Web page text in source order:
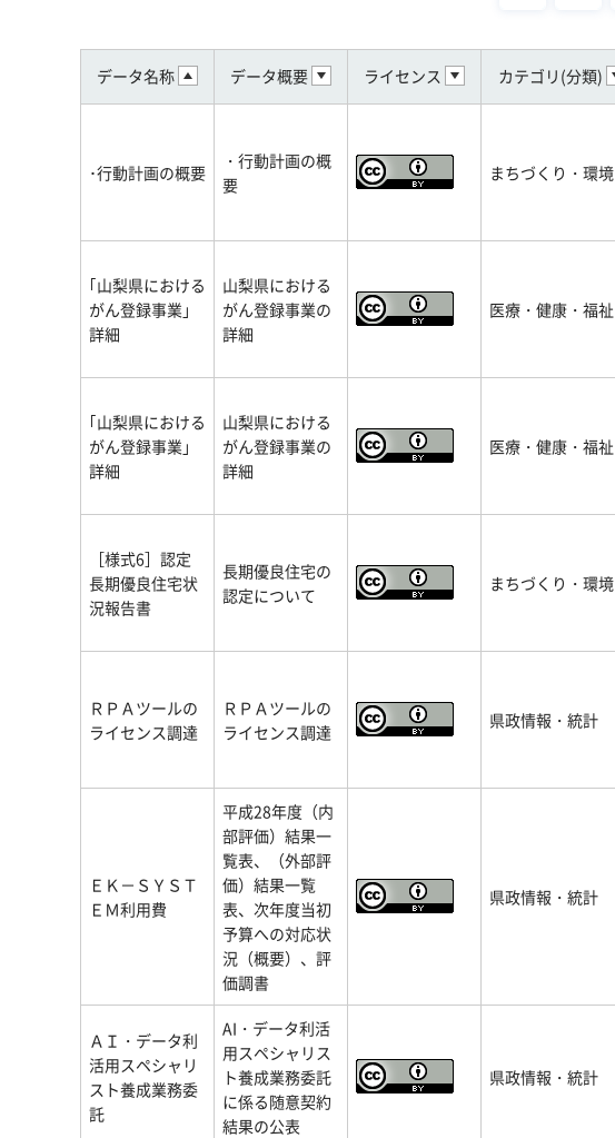
データ名称 データ概要 ライセンス カテゴリ(分類)
･行動計画の概要
・行動計画の概
要
まちづくり・環境
｢山梨県における
がん登録事業」
詳細
山梨県における
がん登録事業の
詳細
医療・健康・福祉
｢山梨県における
がん登録事業」
詳細
山梨県における
がん登録事業の
詳細
医療・健康・福祉
［様式6］認定
長期優良住宅状
況報告書
長期優良住宅の
認定について
まちづくり・環境
ＲＰＡツールの
ライセンス調達
ＲＰＡツールの
ライセンス調達
県政情報・統計
ＥＫ－ＳＹＳＴ
ＥＭ利用費
平成28年度（内
部評価）結果一
覧表、（外部評
価）結果一覧
表、次年度当初
予算への対応状
況（概要）、評
価調書
県政情報・統計
ＡＩ・データ利
活用スペシャリ
スト養成業務委
託
AI・データ利活
用スペシャリス
ト養成業務委託
に係る随意契約
結果の公表
県政情報・統計